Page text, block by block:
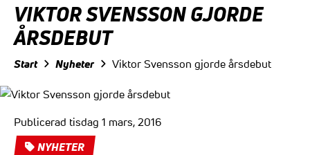
VIKTOR SVENSSON GJORDE
ÅRSDEBUT
Start Nyheter Viktor Svensson gjorde årsdebut
Publicerad tisdag 1 mars, 2016
NYHETER